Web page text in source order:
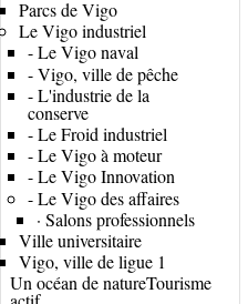
Parcs de Vigo
Le Vigo industriel
-Le Vigo naval
-Vigo, ville de pêche
-L'industrie de la
conserve
-Le Froid industriel
-Le Vigo à moteur
-Le Vigo Innovation
-Le Vigo des affaires
· Salons professionnels
Ville universitaire
Vigo, ville de ligue 1
Un océan de natureTourisme